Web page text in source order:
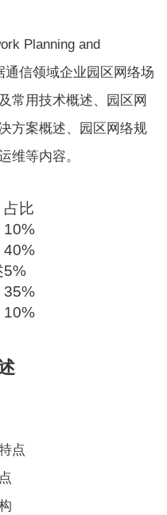
Planning and
通信领域企业园区网络场
常用技术概述、园区网
方案概述、园区网络规
维等内容。
占比
10%
40%
5%
35%
10%
点